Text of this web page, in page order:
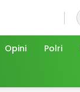
Opini Polri